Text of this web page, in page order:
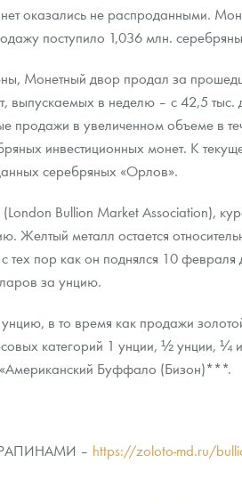
оказались не распроданными.
поступило 1,036 млн.
Монетный двор продал за
в неделю – с 42,5 тыс.
в увеличенном объеме в
инвестиционных монет. К
серебряных «Орлов».
Bullion Market Association),
металл остается
тех пор как он поднялся 10
за унцию.
в то время как продажи
категорий 1 унции, ½ унции, ¼
«Американский Буффало (Бизон)***.
– https://zoloto-md.ru/